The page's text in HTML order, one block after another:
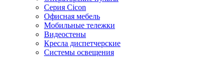
Серия Cicon
Офисная мебель
Мобильные тележки
Видеостены
Кресла диспетчерские
Системы освещения